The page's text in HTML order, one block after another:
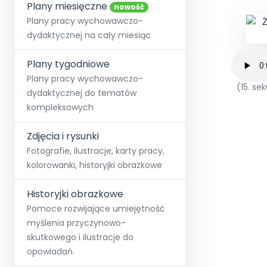
Społeczność
+48 12 631 04 10
kontakt@blizejprzedszkola.pl
O miesięczniku
Strona główna
O Akademii
Akademia
Poznaj pakiet MAX
Testuj przez 7 dni Pełen
Wszystkie projekty
Skontaktuj się
Dodaj wpis
Plany miesięczne nowość
Plany pracy wychowawczo-
dydaktycznej na cały miesiąc
Plany tygodniowe
Plany pracy wychowawczo-
dydaktycznej do tematów
kompleksowych
Zdjęcia i rysunki
Fotografie, ilustracje, karty pracy,
kolorowanki, historyjki obrazkowe
Historyjki obrazkowe
Pomoce rozwijające umiejętność
myślenia przyczynowo-
skutkowego i ilustracje do
opowiadań.
(15.